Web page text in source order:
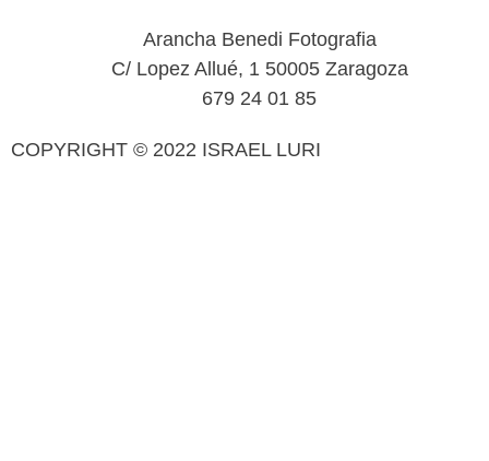
Arancha Benedi Fotografia
C/ Lopez Allué, 1 50005 Zaragoza
679 24 01 85
COPYRIGHT © 2022 ISRAEL LURI